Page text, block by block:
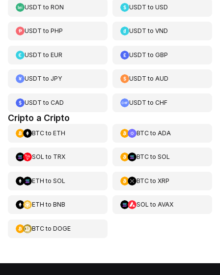
USDT to RON USDT toUSD
USDT to PHP USDT toVND
USDT to EUR USDT toGBP
USDT to JPY USDT toAUD
USDT to CAD USDT toCHF
Cripto a Cripto
BTCto ETH BTCto ADA
SOL to TRX BTCto SOL
ETH to SOL BTCto XRP
ETH to BNB SOL to AVAX
BTCto DOGE